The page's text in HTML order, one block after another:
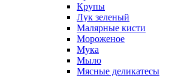
Крупы
Лук зеленый
Малярные кисти
Мороженое
Мука
Мыло
Мясные деликатесы